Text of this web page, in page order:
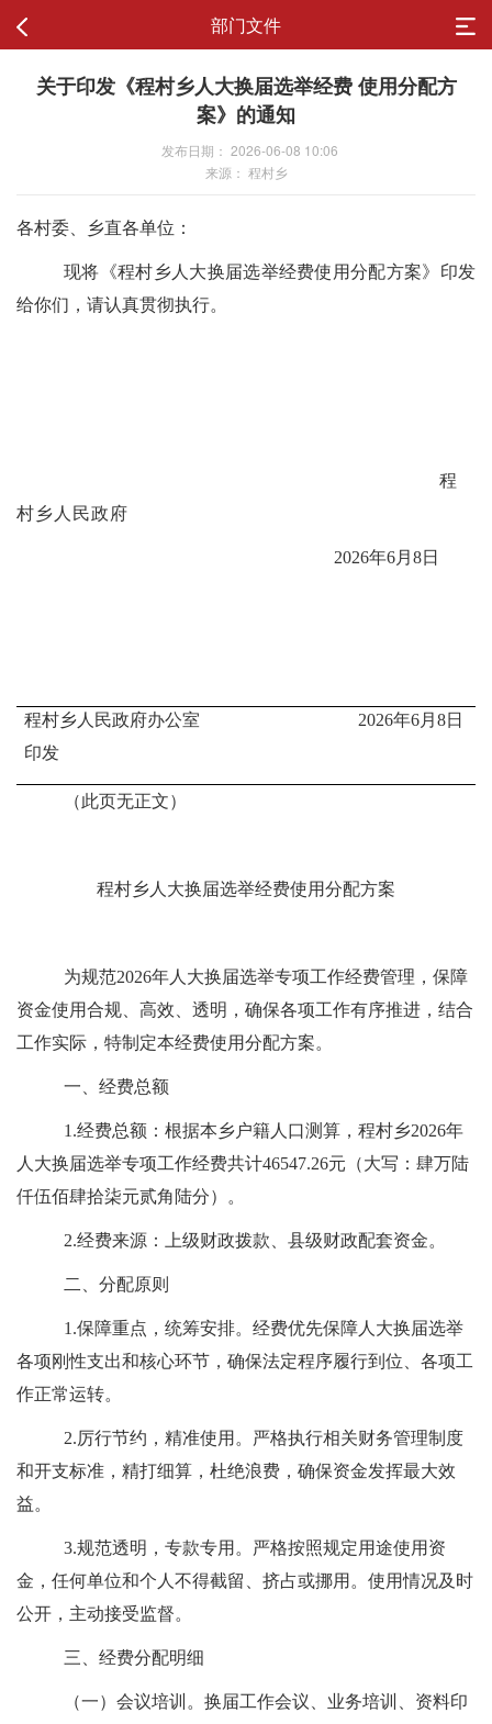
部门文件
关于印发《程村乡人大换届选举经费 使用分配方
案》的通知
发布日期： 2026-06-08 10:06
来源： 程村乡
各村委、乡直各单位：
现将 《程村乡人大换届选举经费使用分配方案》 印发
给你们，请认真贯彻执行。
程
村乡 人民政府
2026年6月 8日
程村乡人民政府办公室 2026年6月 8日
印发
（此页无正文）
程村乡 人大换届选举经费使用分配方案
为规范2026年人大换届选举专项工作经费管理，保障
资金使用合规、高效、透明，确保各项工作有序推进，结合
工作实际，特制定本经费使用分配方案。
一 、经费总额
1.经费总额： 根据本乡户籍人口测算， 程村乡2026年
人大换届选举专项工作经费共计46547.26元（大写： 肆万陆
仟伍佰肆拾柒元贰角 陆分）。
2.经费来源： 上级财政拨款、 县级财政配套资金。
二、分配原则
1.保障重点，统筹安排。 经费优先保障人大换届选举
各项刚性支出和核心环节，确保法定程序履行到位、各项工
作正常运转。
2.厉行节约，精准使用。 严格执行相关财务管理制度
和开支标准，精打细算，杜绝浪费，确保资金发挥最大效
益。
3.规范透明，专款专用。 严格按照规定用途使用资
金，任何单位和个人不得截留、挤占或挪用。使用情况及时
公开，主动接受监督。
三、 经费分配明细
（一） 会议培训 。 换届工作会议、业务培训、资料印